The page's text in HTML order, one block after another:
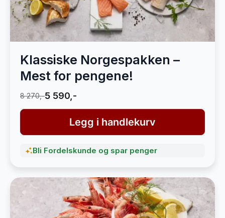
Klassiske Norgespakken –
Mest for pengene!
8 270,-5 590,-
Legg i handlekurv
Bli Fordelskunde og spar penger